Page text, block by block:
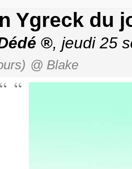
Ygreck du
, jeudi 25
@ Blake